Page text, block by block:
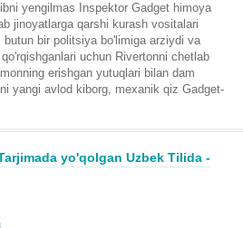
yengilmas Inspektor Gadget himoya
jinoyatlarga qarshi kurash vositalari
butun bir politsiya bo'limiga arziydi va
uchun Rivertonni chetlab
erishgan yutuqlari bilan dam
yangi avlod kiborg, mexanik qiz Gadget-
yo'qolgan Uzbek Tilida -